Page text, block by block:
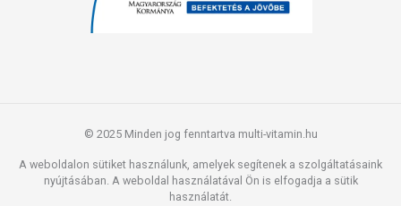
© 2025 Minden jog fenntartva multi-vitamin.hu
A weboldalon sütiket használunk, amelyek segítenek a szolgáltatásaink
nyújtásában. A weboldal használatával Ön is elfogadja a sütik
használatát.